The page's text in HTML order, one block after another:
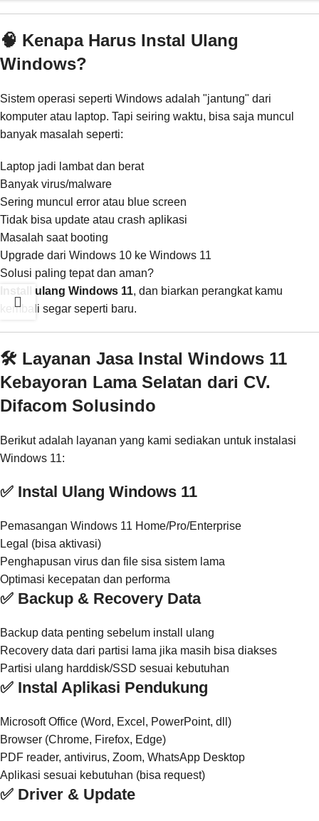
🧠 Kenapa Harus Instal Ulang
Windows?
Sistem operasi seperti Windows adalah "jantung" dari
komputer atau laptop. Tapi seiring waktu, bisa saja muncul
banyak masalah seperti:
Laptop jadi lambat dan berat
Banyak virus/malware
Sering muncul error atau blue screen
Tidak bisa update atau crash aplikasi
Masalah saat booting
Upgrade dari Windows 10 ke Windows 11
Solusi paling tepat dan aman?
Install ulang Windows 11, dan biarkan perangkat kamu
kembali segar seperti baru.
🛠️ Layanan Jasa Instal Windows 11
Kebayoran Lama Selatan dari CV.
Difacom Solusindo
Berikut adalah layanan yang kami sediakan untuk instalasi
Windows 11:
✅ Instal Ulang Windows 11
Pemasangan Windows 11 Home/Pro/Enterprise
Legal (bisa aktivasi)
Penghapusan virus dan file sisa sistem lama
Optimasi kecepatan dan performa
✅ Backup & Recovery Data
Backup data penting sebelum install ulang
Recovery data dari partisi lama jika masih bisa diakses
Partisi ulang harddisk/SSD sesuai kebutuhan
✅ Instal Aplikasi Pendukung
Microsoft Office (Word, Excel, PowerPoint, dll)
Browser (Chrome, Firefox, Edge)
PDF reader, antivirus, Zoom, WhatsApp Desktop
Aplikasi sesuai kebutuhan (bisa request)
✅ Driver & Update